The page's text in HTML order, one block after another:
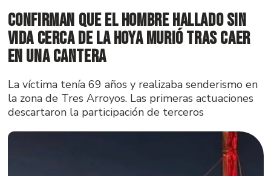
Confirman que el hombre hallado sin
vida cerca de La Hoya murió tras caer
en una cantera
La víctima tenía 69 años y realizaba senderismo en
la zona de Tres Arroyos. Las primeras actuaciones
descartaron la participación de terceros